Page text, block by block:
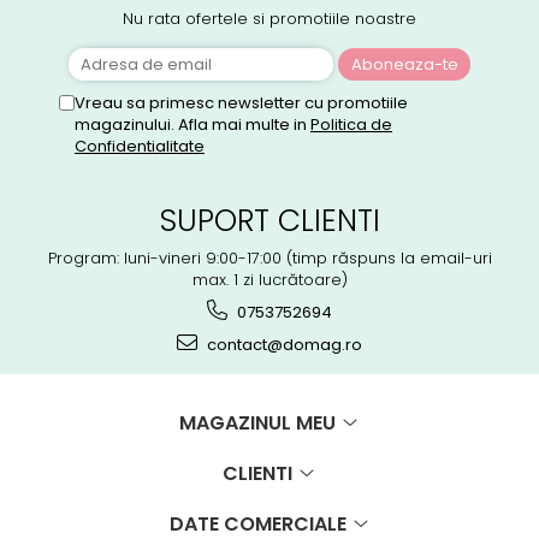
Pompă, hidrofor
Hidrofoare
Presostate/Regulatoare de
presiune
Rindele electrice
Accesorii rindele
Accesorii pentru polizor
Nu rata ofertele si promotiile noastre
Vreau sa primesc newsletter cu promotiile
magazinului. Afla mai multe in Politica de
Confidentialitate
SUPORT CLIENTI
Program: luni-vineri 9:00-17:00 (timp răspuns la email-uri
max. 1 zi lucrătoare)
0753752694
contact@domag.ro
MAGAZINUL MEU
CLIENTI
DATE COMERCIALE